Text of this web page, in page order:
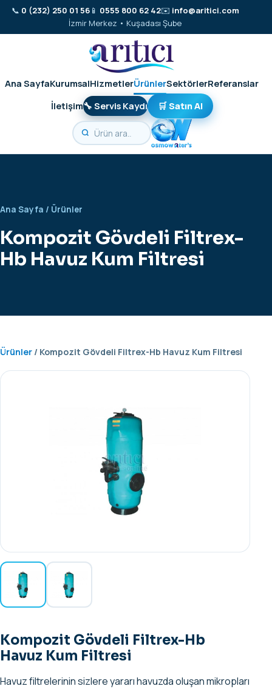
📞 0 (232) 250 01 56📱 0555 800 62 42✉️ info@aritici.com
İzmir Merkez • Kuşadası Şube
Ana SayfaKurumsalHizmetlerÜrünlerSektörlerReferanslar
İletişim🔧 Servis Kaydı 🛒 Satın Al
Ana Sayfa / Ürünler
Kompozit Gövdeli Filtrex-
Hb Havuz Kum Filtresi
Ürünler / Kompozit Gövdeli Filtrex-Hb Havuz Kum Filtresi
Kompozit Gövdeli Filtrex-Hb
Havuz Kum Filtresi
Havuz filtrelerinin sizlere yararı havuzda oluşan mikropları